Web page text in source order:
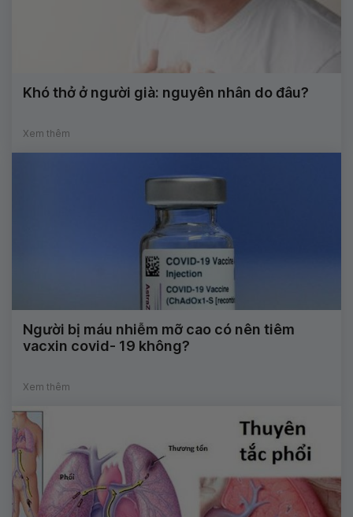
Khó thở ở người già: nguyên nhân do đâu?
Xem thêm
Người bị máu nhiễm mỡ cao có nên tiêm
vacxin covid- 19 không?
Xem thêm